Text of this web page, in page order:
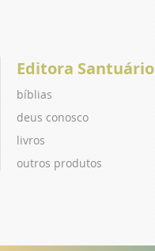
Editora Santuário
bíblias
deus conosco
livros
outros produtos